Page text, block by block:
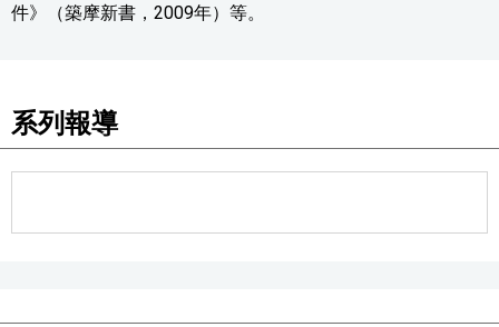
件》（築摩新書，2009年）等。
系列報導